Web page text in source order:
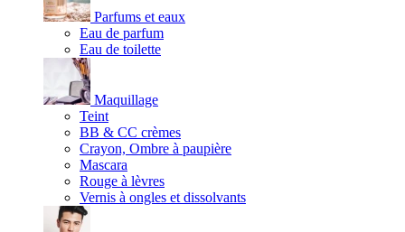
Parfums et eaux
Eau de parfum
Eau de toilette
Maquillage
Teint
BB & CC crèmes
Crayon, Ombre à paupière
Mascara
Rouge à lèvres
Vernis à ongles et dissolvants